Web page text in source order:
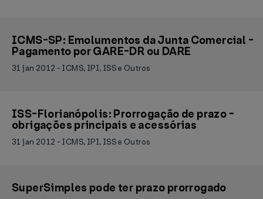
ICMS-SP: Emolumentos da Junta Comercial -
Pagamento por GARE-DR ou DARE
31 jan 2012 - ICMS, IPI, ISS e Outros
ISS-Florianópolis: Prorrogação de prazo -
obrigações principais e acessórias
31 jan 2012 - ICMS, IPI, ISS e Outros
SuperSimples pode ter prazo prorrogado